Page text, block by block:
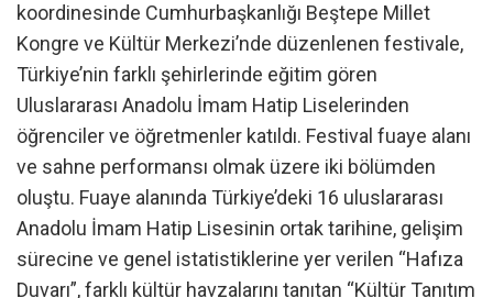
koordinesinde Cumhurbaşkanlığı Beştepe Millet
Kongre ve Kültür Merkezi’nde düzenlenen festivale,
Türkiye’nin farklı şehirlerinde eğitim gören
Uluslararası Anadolu İmam Hatip Liselerinden
öğrenciler ve öğretmenler katıldı. Festival fuaye alanı
ve sahne performansı olmak üzere iki bölümden
oluştu. Fuaye alanında Türkiye’deki 16 uluslararası
Anadolu İmam Hatip Lisesinin ortak tarihine, gelişim
sürecine ve genel istatistiklerine yer verilen “Hafıza
Duvarı”, farklı kültür havzalarını tanıtan “Kültür Tanıtım